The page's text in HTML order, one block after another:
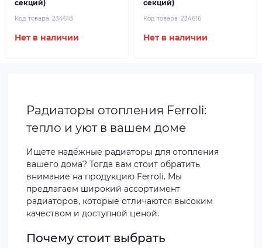
секций)
Код товара: 234618
Нет в наличии
секций)
Код товара: 234616
Нет в наличии
Радиаторы отопления Ferroli:
тепло и уют в вашем доме
Ищете надёжные радиаторы для отопления
вашего дома? Тогда вам стоит обратить
внимание на продукцию Ferroli. Мы
предлагаем широкий ассортимент
радиаторов, которые отличаются высоким
качеством и доступной ценой.
Почему стоит выбрать